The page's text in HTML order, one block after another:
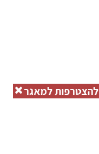
להצטרפות למאגר